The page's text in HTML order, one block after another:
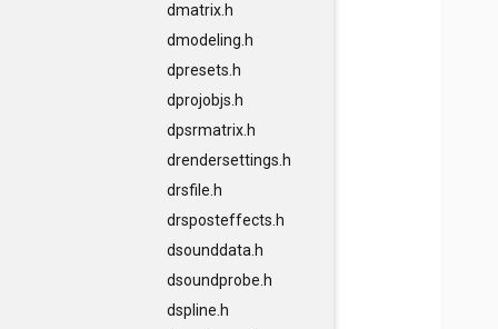
dmatrix.h
dmodeling.h
dpresets.h
dprojobjs.h
dpsrmatrix.h
drendersettings.h
drsfile.h
drsposteffects.h
dsounddata.h
dsoundprobe.h
dspline.h